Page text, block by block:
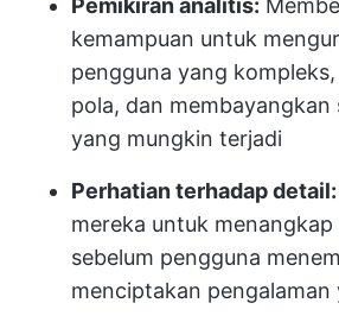
kemampuan untuk
pengguna yang
pola, dan membayangkan
yang mungkin terjadi
Perhatian terhadap detail:
mereka untuk menangkap
sebelum pengguna
menciptakan pengalaman